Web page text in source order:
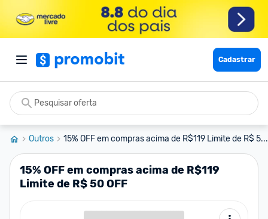
Cadastrar
Outros 15% OFF em compras acima de R$119 Limite de R$ 5...
15% OFF em compras acima de R$119
Limite de R$ 50 OFF